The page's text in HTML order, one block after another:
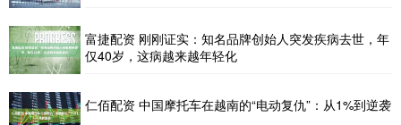
富捷配资 刚刚证实：知名品牌创始人突发疾病去世，年
仅40岁，这病越来越年轻化
仁佰配资 中国摩托车在越南的“电动复仇”：从1%到逆袭